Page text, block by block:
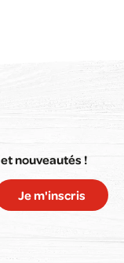
nouveautés !
Je m'inscris